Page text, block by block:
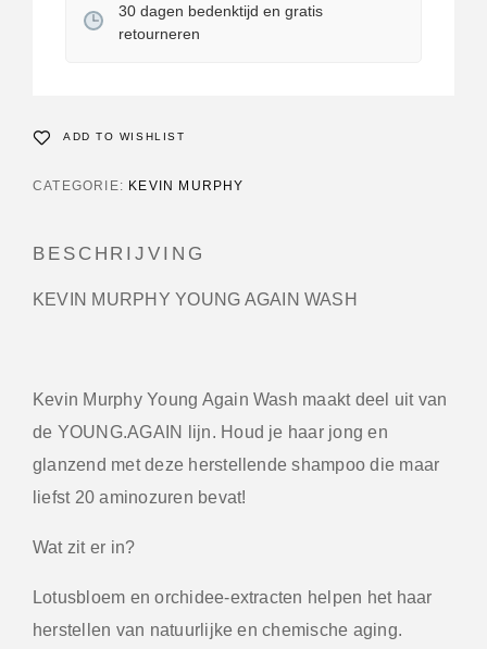
30 dagen bedenktijd en gratis
retourneren
ADD TO WISHLIST
CATEGORIE: KEVIN MURPHY
BESCHRIJVING
KEVIN MURPHY YOUNG AGAIN WASH
Kevin Murphy Young Again Wash maakt deel uit van
de YOUNG.AGAIN lijn. Houd je haar jong en
glanzend met deze herstellende shampoo die maar
liefst 20 aminozuren bevat!
Wat zit er in?
Lotusbloem en orchidee-extracten helpen het haar
herstellen van natuurlijke en chemische aging.